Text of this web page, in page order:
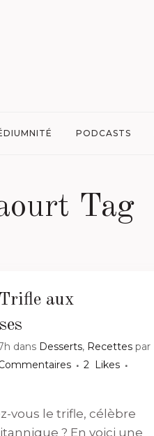
PODCASTS
Tag
Trifle aux
dans Desserts, Recettes par
2 Likes
vous le trifle, célèbre
? En voici une